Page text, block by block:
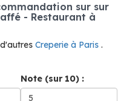
sur sur
- Restaurant à
Creperie à Paris .
Note (sur 10) :